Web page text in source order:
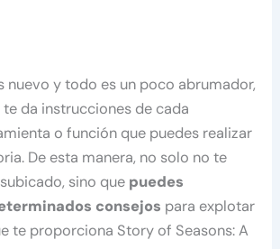
nuevo y todo es un poco abrumador,
da instrucciones de cada
o función que puedes realizar
De esta manera, no solo no te
sino que puedes
consejos para explotar
te proporciona Story of Seasons: A